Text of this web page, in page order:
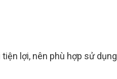
lợi, nên phù hợp sử dụng